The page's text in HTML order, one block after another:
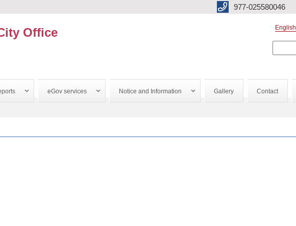
977-025580046
Office English
eGov services Notice and Information Gallery Contact